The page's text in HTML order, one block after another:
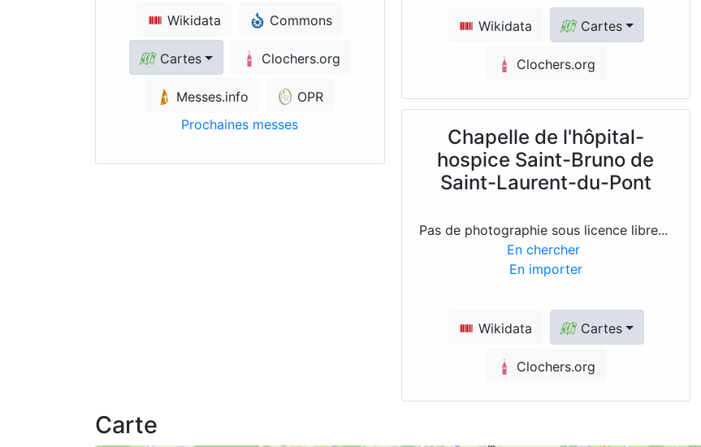
Wikidata Commons
Cartes Clochers.org
Messes.info
OPR
Prochaines messes
Wikidata Cartes
Clochers.org
Chapelle de l'hôpital-
hospice Saint-Bruno de
Saint-Laurent-du-Pont
Pas de photographie sous licence libre...
En chercher
En importer
Wikidata Cartes
Clochers.org
Carte